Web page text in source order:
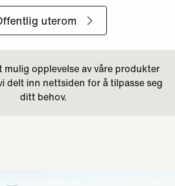
på Nansenløkka – et
med
møteplasser og grønn